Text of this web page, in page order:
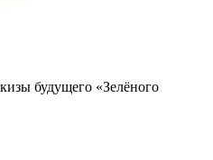
будущего «Зелёного